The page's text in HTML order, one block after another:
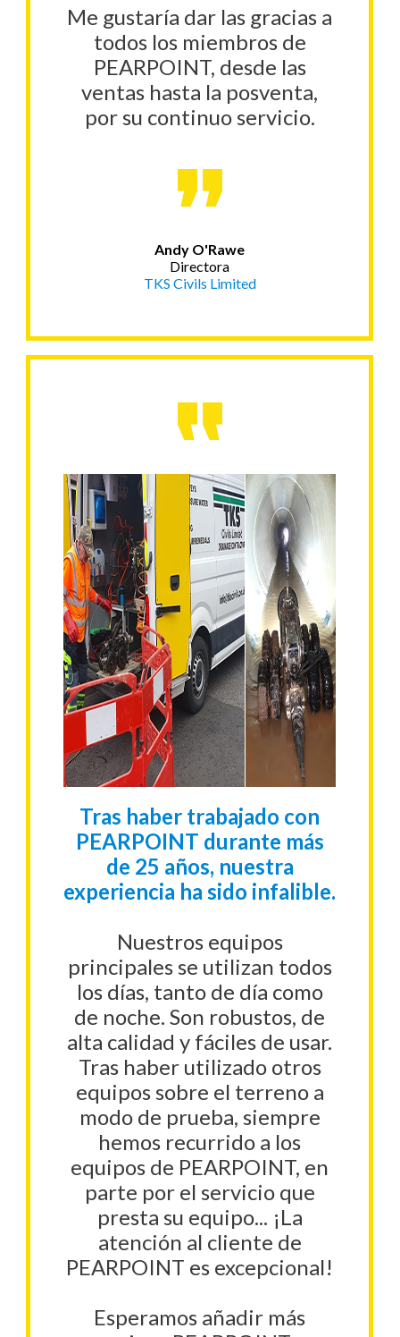
Me gustaría dar las gracias a
todos los miembros de
PEARPOINT, desde las
ventas hasta la posventa,
por su continuo servicio.
Andy O'Rawe
Directora
TKS Civils Limited
Tras haber trabajado con
PEARPOINT durante más
de 25 años, nuestra
experiencia ha sido infalible.
Nuestros equipos
principales se utilizan todos
los días, tanto de día como
de noche. Son robustos, de
alta calidad y fáciles de usar.
Tras haber utilizado otros
equipos sobre el terreno a
modo de prueba, siempre
hemos recurrido a los
equipos de PEARPOINT, en
parte por el servicio que
presta su equipo... ¡La
atención al cliente de
PEARPOINT es excepcional!
Esperamos añadir más